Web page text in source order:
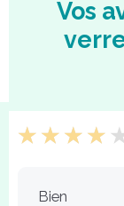
Vos
Bien